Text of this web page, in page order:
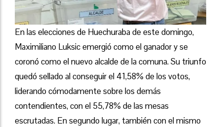
En las elecciones de Huechuraba de este domingo,
Maximiliano Luksic emergió como el ganador y se
coronó como el nuevo alcalde de la comuna. Su triunfo
quedó sellado al conseguir el 41,58% de los votos,
liderando cómodamente sobre los demás
contendientes, con el 55,78% de las mesas
escrutadas. En segundo lugar, también con el mismo